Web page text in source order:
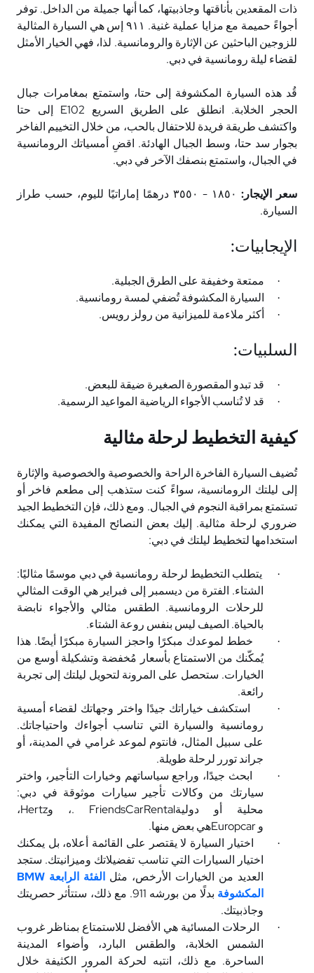
ذات المقعدين بأناقتها وجاذبيتها، كما أنها جميلة من الداخل. توفر
أجواءً حميمة مع مزايا عملية غنية. ٩١١ إس هي السيارة المثالية
للزوجين الباحثين عن الإثارة والرومانسية. لذا، فهي الخيار الأمثل
لقضاء ليلة رومانسية في دبي.
قُد هذه السيارة المكشوفة إلى حتا، واستمتع بمغامرات جبال
الحجر الخلابة. انطلق على الطريق السريع E102 إلى حتا
واكتشف طريقة فريدة للاحتفال بالحب، من خلال التخييم الفاخر
بجوار سد حتا، وسط الجبال الهادئة. اقضِ أمسياتك الرومانسية
في الجبال، واستمتع بنصفك الآخر في دبي.
سعر الإيجار:
١٨٥٠ - ٣٥٥٠ درهمًا إماراتيًا لليوم، حسب طراز
السيارة.
الإيجابيات:
· ممتعة وخفيفة على الطرق الجبلية.
· السيارة المكشوفة تُضفي لمسة رومانسية.
· أكثر ملاءمة للميزانية من رولز رويس.
السلبيات:
· قد تبدو المقصورة الصغيرة ضيقة للبعض.
· قد لا تُناسب الأجواء الرياضية المواعيد الرسمية.
كيفية التخطيط لرحلة مثالية
تُضيف السيارة الفاخرة الراحة والخصوصية والخصوصية والإثارة
إلى ليلتك الرومانسية، سواءً كنت ستذهب إلى مطعم فاخر أو
تستمتع بمراقبة النجوم في الجبال. ومع ذلك، فإن التخطيط الجيد
ضروري لرحلة مثالية. إليك بعض النصائح المفيدة التي يمكنك
استخدامها لتخطيط ليلتك في دبي:
·
يتطلب التخطيط لرحلة رومانسية في دبي موسمًا مثاليًا:
الشتاء. الفترة من ديسمبر إلى فبراير هي الوقت المثالي
للرحلات الرومانسية. الطقس مثالي والأجواء نابضة
بالحياة. الصيف ليس بنفس روعة الشتاء.
·
خطط لموعدك مبكرًا واحجز السيارة مبكرًا أيضًا. هذا
يُمكّنك من الاستمتاع بأسعار مُخفضة وتشكيلة أوسع من
الخيارات. ستحصل على المرونة لتحويل ليلتك إلى تجربة
رائعة.
·
استكشف خياراتك جيدًا واختر وجهاتك لقضاء أمسية
رومانسية والسيارة التي تناسب أجواءك واحتياجاتك.
على سبيل المثال، فانتوم لموعد غرامي في المدينة، أو
جراند تورر لرحلة طويلة.
·
ابحث جيدًا، وراجع سياساتهم وخيارات التأجير، واختر
سيارتك من وكالات تأجير سيارات موثوقة في دبي:
محلية أو دولية. FriendsCarRental، وHertz،
وEuropcarهي بعض منها.
·
اختيار السيارة لا يقتصر على القائمة أعلاه، بل يمكنك
اختيار السيارات التي تناسب تفضيلاتك وميزانيتك. ستجد
العديد من الخيارات الأرخص، مثل
BMW الفئة الرابعة
المكشوفة
بدلًا من بورشه 911. مع ذلك، ستتأثر حصريتك
وجاذبيتك.
·
الرحلات المسائية هي الأفضل للاستمتاع بمناظر غروب
الشمس الخلابة، والطقس البارد، وأضواء المدينة
الساحرة. مع ذلك، انتبه لحركة المرور الكثيفة خلال